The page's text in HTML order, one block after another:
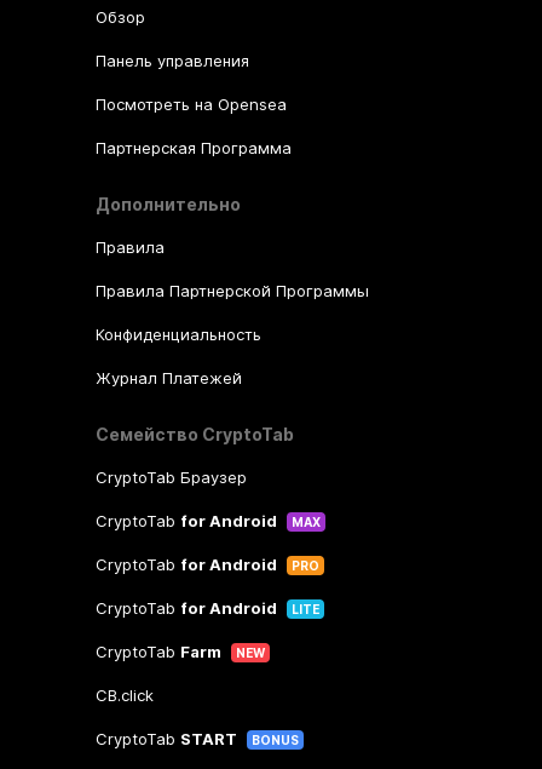
Обзор
Панель управления
Посмотреть на Opensea
Партнерская Программа
Дополнительно
Правила
Правила Партнерской Программы
Конфиденциальность
Журнал Платежей
Семейство CryptoTab
CryptoTab Браузер
CryptoTab for Android MAX
CryptoTab for Android PRO
CryptoTab for Android LITE
CryptoTab Farm NEW
CB.click
CryptoTab START BONUS